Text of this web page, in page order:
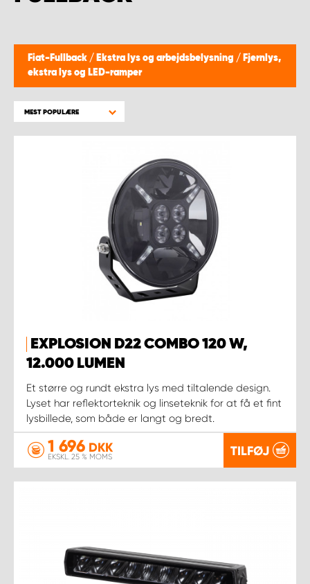
Fiat-Fullback / Ekstra lys og arbejdsbelysning / Fjernlys,
ekstra lys og LED-ramper
MEST POPULÆRE
EXPLOSION D22 COMBO 120 W,
12.000 LUMEN
Et større og rundt ekstra lys med tiltalende design.
Lyset har reflektorteknik og linseteknik for at få et fint
lysbillede, som både er langt og bredt.
1 696 DKK
EKSKL. 25 % MOMS TILFØJ